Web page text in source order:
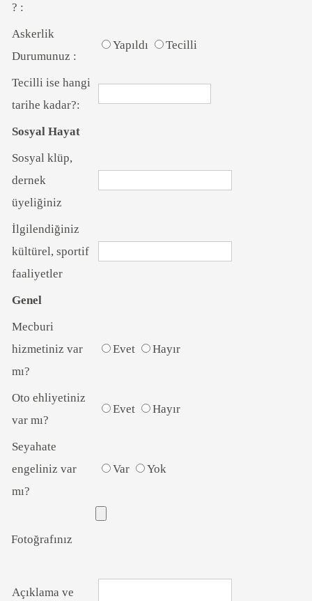
? :
Askerlik
Durumunuz :
Yapıldı Tecilli
Tecilli ise hangi
tarihe kadar?:
Sosyal Hayat
Sosyal klüp,
dernek
üyeliğiniz
İlgilendiğiniz
kültürel, sportif
faaliyetler
Genel
Mecburi
hizmetiniz var
mı?
Evet Hayır
Oto ehliyetiniz
var mı?
Evet Hayır
Seyahate
engeliniz var
mı?
Var Yok
Fotoğrafınız
Açıklama ve